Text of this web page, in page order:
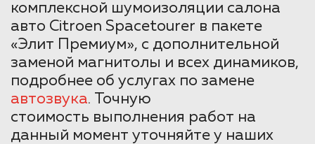
комплексной шумоизоляции салона
авто Citroen Spacetourer в пакете
«Элит Премиум», с дополнительной
заменой магнитолы и всех динамиков,
подробнее об услугах по замене
автозвука. Точную
стоимость выполнения работ на
данный момент уточняйте у наших